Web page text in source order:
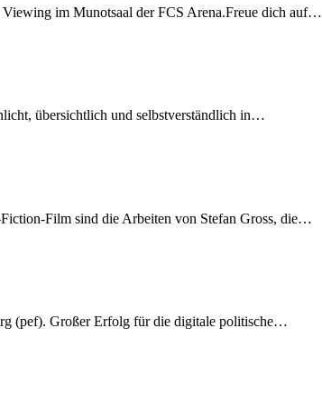
im Munotsaal der FCS Arena.Freue dich auf…
übersichtlich und selbstverständlich in…
Film sind die Arbeiten von Stefan Gross, die…
(pef). Großer Erfolg für die digitale politische…